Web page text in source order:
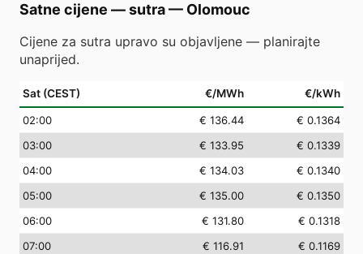
Satne cijene — sutra— Olomouc
Cijene za sutra upravo su objavljene — planirajte
unaprijed.
Sat (CEST) €/MWh €/kWh
02:00 € 136.44
€ 0.1364
03:00 € 133.95
€ 0.1339
04:00 € 134.03
€ 0.1340
05:00 € 135.00
€ 0.1350
06:00 € 131.80
€ 0.1318
07:00 € 116.91
€ 0.1169